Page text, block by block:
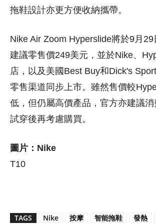
拖鞋設計亦更方便收納攜帶。
Nike Air Zoom Hyperslide將於9月29
建議零售價249美元，並於Nike、
店，以及美國Best Buy和Dick's
零售渠道同步上市。雖然售價較
低，但仍屬高價產品，官方亦建議
試穿後再考慮購買。
圖片：Nike
T10
TAGS Nike 按摩 智能拖鞋 發熱